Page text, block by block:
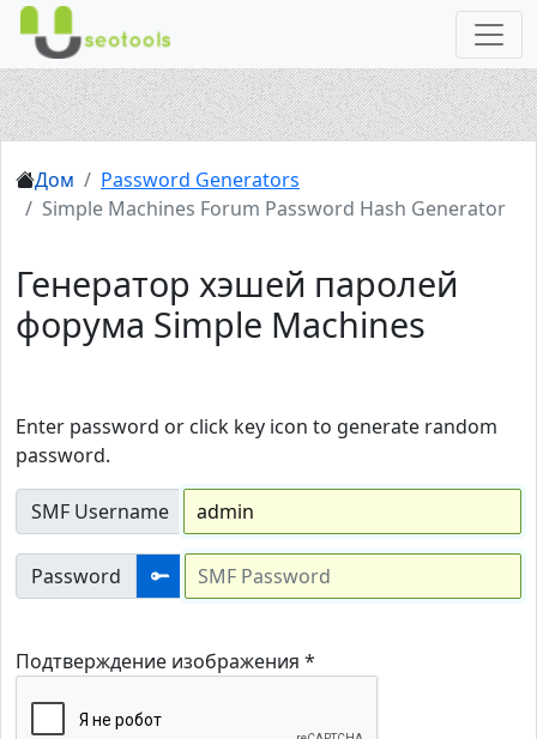
Дом
Password Generators
Simple Machines Forum Password Hash Generator
Генератор хэшей паролей
форума Simple Machines
Enter password or click key icon to generate random
password.
SMF Username
Password
Подтверждение изображения *